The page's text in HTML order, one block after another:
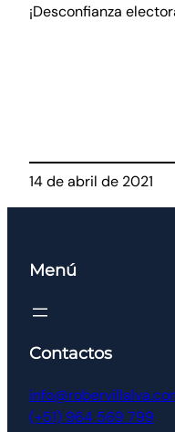
¡Desconfianza
14 de abril de 2021
Menú
Contactos
(+51) 964 569 799